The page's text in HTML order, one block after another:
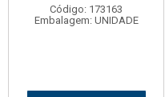
Código: 173163
Embalagem: UNIDADE